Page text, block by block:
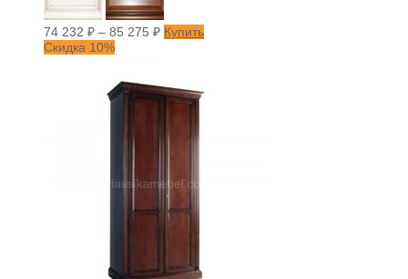
74 232 ₽ – 85 275 ₽ Купить
Скидка 10%